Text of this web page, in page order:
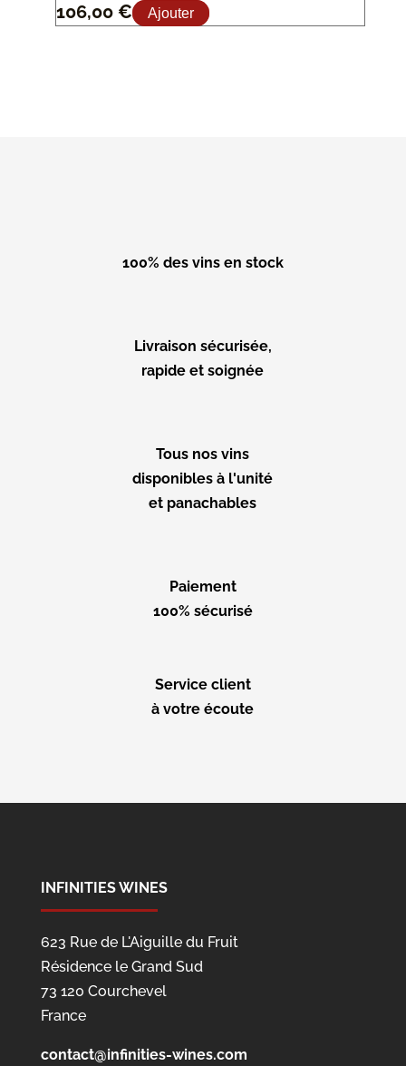
106,00 € Ajouter
100% des vins en stock
Livraison sécurisée,
rapide et soignée
Tous nos vins
disponibles à l'unité
et panachables
Paiement
100% sécurisé
Service client
à votre écoute
INFINITIES WINES
623 Rue de L'Aiguille du Fruit
Résidence le Grand Sud
73 120 Courchevel
France
contact@infinities-wines.com